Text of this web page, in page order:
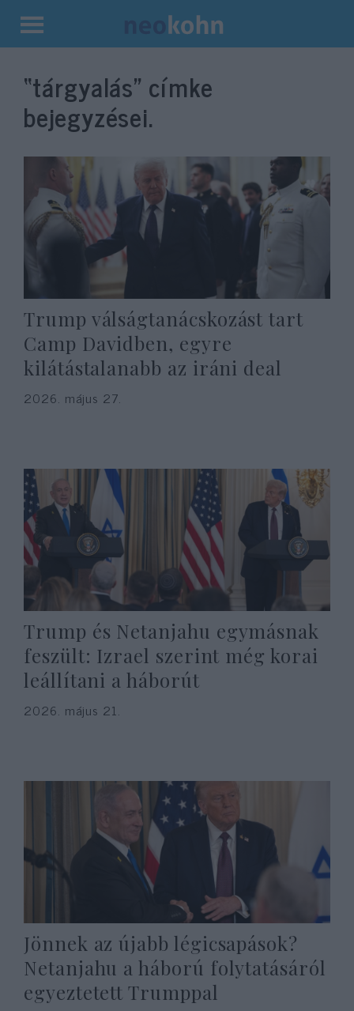
Kilépés
tartalomba
“tárgyalás” címke
bejegyzései.
Trump válságtanácskozást tart
Camp Davidben, egyre
kilátástalanabb az iráni deal
2026. május 27.
Trump és Netanjahu egymásnak
feszült: Izrael szerint még korai
leállítani a háborút
2026. május 21.
Jönnek az újabb légicsapások?
Netanjahu a háború folytatásáról
egyeztetett Trumppal